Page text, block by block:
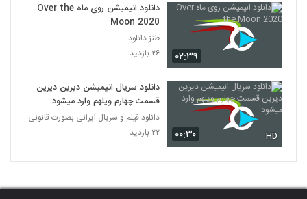
۰۲:۳۹
دانلود انیمیشن روی ماه Over the
Moon 2020
طنز دانلود
۲۶ بازدید
۰۰:۳۰ HD
دانلود سریال انیمیشن دیرین دیرین
قسمت چهارم ویلهم وارد میشود
دانلود فیلم و سریال ایرانی بصورت قانونی
۲۲ بازدید